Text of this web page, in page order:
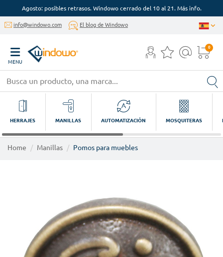
Agosto: posibles retrasos. Windowo cerrado del 10 al 21. Más info.
info@windowo.com El blog de Windowo
MENU
0
HERRAJES MANILLAS AUTOMATIZACIÓN MOSQUITERAS
Home Manillas Pomos para muebles